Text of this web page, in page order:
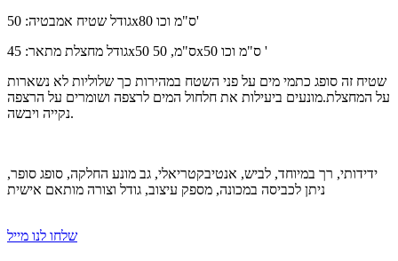
גודל שטיח אמבטיה: 50x80 ס"מ וכו'
גודל מחצלת מתאר: 45x50 ס"מ, 50x50 ס"מ וכו '
שטיח זה סופג כתמי מים על פני השטח במהירות כך שלוליות לא נשארות
על המחצלת.מונעים ביעילות את חלחול המים לרצפה ושומרים על הרצפה
נקייה ויבשה.
ידידותי, רך במיוחד, לביש, אנטיבקטריאלי, גב מונע החלקה, סופג סופר,
ניתן לכביסה במכונה, מספק עיצוב, גודל וצורה מותאם אישית
שלחו לנו מייל